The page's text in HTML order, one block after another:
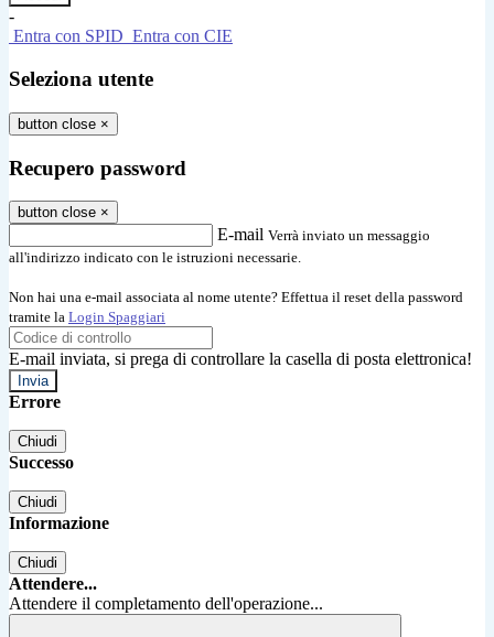
-
Entra con SPID Entra con CIE
Seleziona utente
button close ×
Recupero password
button close ×
E-mail Verrà inviato un messaggio
all'indirizzo indicato con le istruzioni necessarie.
Non hai una e-mail associata al nome utente? Effettua il reset della password
tramite la Login Spaggiari
E-mail inviata, si prega di controllare la casella di posta elettronica!
Errore
Chiudi
Successo
Chiudi
Informazione
Chiudi
Attendere...
Attendere il completamento dell'operazione...